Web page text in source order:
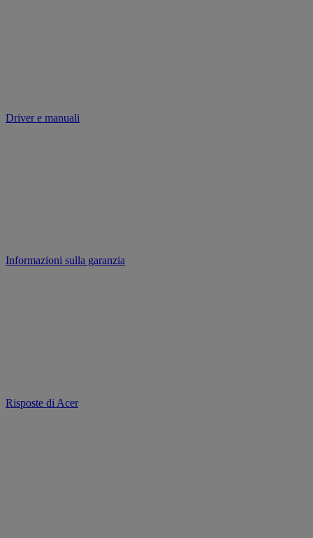
Driver e manuali
Informazioni sulla garanzia
Risposte di Acer